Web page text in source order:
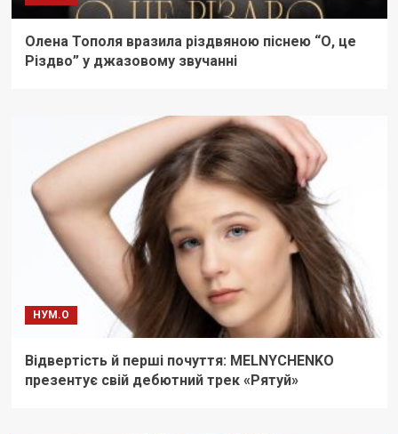
Олена Тополя вразила різдвяною піснею “О, це
Різдво” у джазовому звучанні
НУМ.О
Відвертість й перші почуття: MELNYCHENKO
презентує свій дебютний трек «Рятуй»